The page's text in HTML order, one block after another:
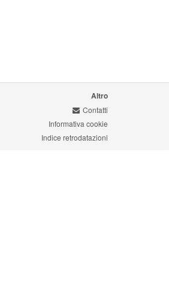
Altro
Contatti
Informativa cookie
Indice retrodatazioni